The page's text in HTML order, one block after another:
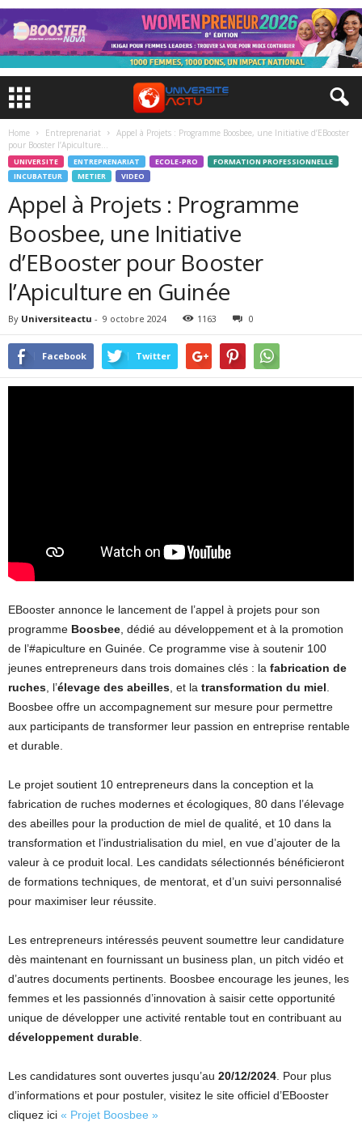
Home Entreprenariat
Appel à Projets : Programme Boosbee, une Initiative d’EBooster
pour Booster l’Apiculture...
UNIVERSITE ENTREPRENARIAT ECOLE-PRO
FORMATION PROFESSIONNELLE
INCUBATEUR
METIER VIDEO
Appel à Projets : Programme
Boosbee, une Initiative
d’EBooster pour Booster
l’Apiculture en Guinée
By Universiteactu - 9 octobre 2024 1163 0
Facebook Twitter
EBooster annonce le lancement de l’appel à projets pour son
programme Boosbee , dédié au développement et à la promotion
de l’#apiculture en Guinée. Ce programme vise à soutenir 100
jeunes entrepreneurs dans trois domaines clés : la fabrication de
ruches , l’élevage des abeilles , et la transformation du miel
Boosbee offre un accompagnement sur mesure pour permettre
aux participants de transformer leur passion en entreprise rentable
et durable.
Le projet soutient 10 entrepreneurs dans la conception et la
fabrication de ruches modernes et écologiques, 80 dans l’élevage
des abeilles pour la production de miel de qualité, et 10 dans la
transformation et l’industrialisation du miel, en vue d’ajouter de la
valeur à ce produit local. Les candidats sélectionnés bénéficieront
de formations techniques, de mentorat, et d’un suivi personnalisé
pour maximiser leur réussite.
Les entrepreneurs intéressés peuvent soumettre leur candidature
dès maintenant en fournissant un business plan, un pitch vidéo et
d’autres documents pertinents. Boosbee encourage les jeunes, les
femmes et les passionnés d’innovation à saisir cette opportunité
unique de développer une activité rentable tout en contribuant au
développement durable
Les candidatures sont ouvertes jusqu’au 20/12/2024 . Pour plus
d’informations et pour postuler, visitez le site officiel d’EBooster
cliquez ici « Projet Boosbee »